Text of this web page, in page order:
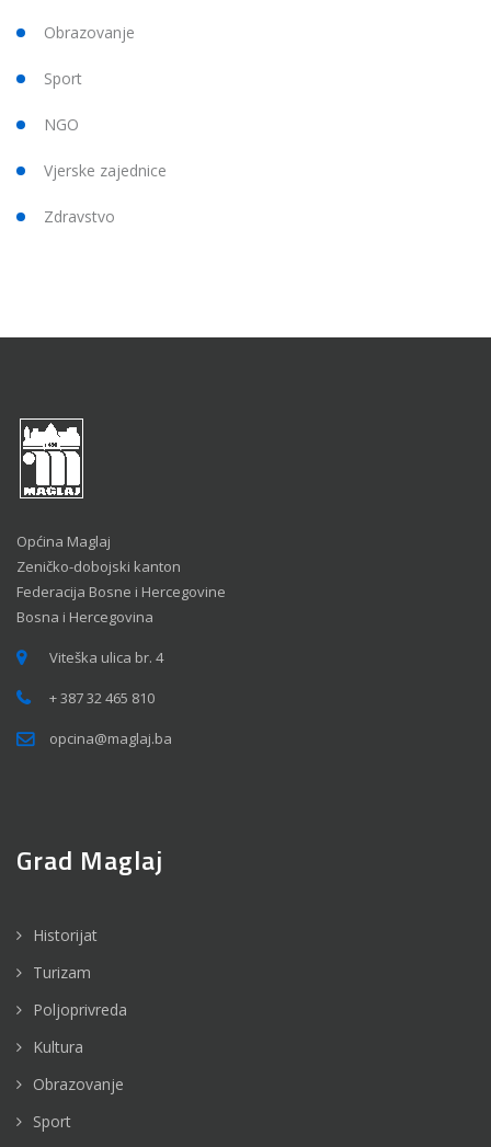
Obrazovanje
Sport
NGO
Vjerske zajednice
Zdravstvo
Općina Maglaj
Zeničko-dobojski kanton
Federacija Bosne i Hercegovine
Bosna i Hercegovina
Viteška ulica br. 4
+ 387 32 465 810
opcina@maglaj.ba
Grad Maglaj
Historijat
Turizam
Poljoprivreda
Kultura
Obrazovanje
Sport